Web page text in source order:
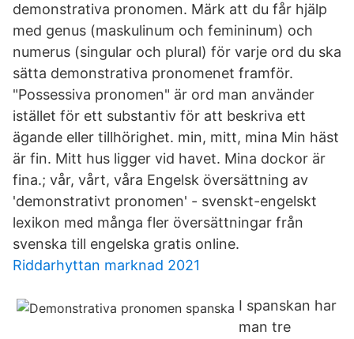
demonstrativa pronomen. Märk att du får hjälp
med genus (maskulinum och femininum) och
numerus (singular och plural) för varje ord du ska
sätta demonstrativa pronomenet framför.
"Possessiva pronomen" är ord man använder
istället för ett substantiv för att beskriva ett
ägande eller tillhörighet. min, mitt, mina Min häst
är fin. Mitt hus ligger vid havet. Mina dockor är
fina.; vår, vårt, våra Engelsk översättning av
'demonstrativt pronomen' - svenskt-engelskt
lexikon med många fler översättningar från
svenska till engelska gratis online.
Riddarhyttan marknad 2021
I spanskan har
man tre